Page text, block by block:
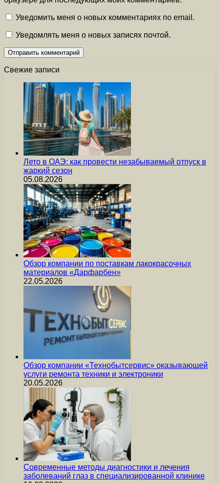
Уведомить меня о новых комментариях по email.
Уведомлять меня о новых записях почтой.
Свежие записи
Лето в ОАЭ: как провести незабываемый отпуск в
жаркий сезон
05.08.2026
Обзор компании по поставкам лакокрасочных
материалов «Дарфарбен»
22.05.2026
Обзор компании «Технобытсервис» оказывающей
услуги ремонта техники и электроники
20.05.2026
Современные методы диагностики и лечения
заболеваний глаз в специализированной клинике